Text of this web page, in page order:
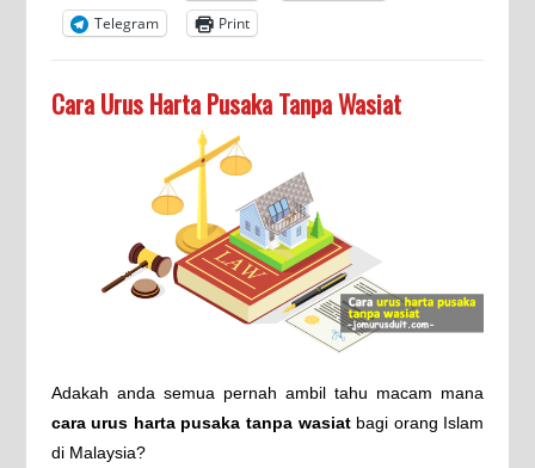
Telegram
Print
Cara Urus Harta Pusaka Tanpa Wasiat
Adakah anda semua pernah ambil tahu macam mana
cara urus harta pusaka tanpa wasiatbagi orang Islam
di Malaysia?